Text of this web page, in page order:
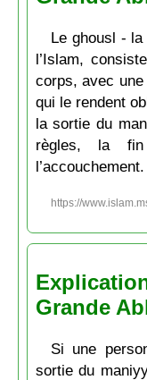
Le ghousl -
l’Islam,
corps, avec
qui le rendent
la sortie du
règles, la
l’accouchement.
https://
Grande
Si une
sortie du